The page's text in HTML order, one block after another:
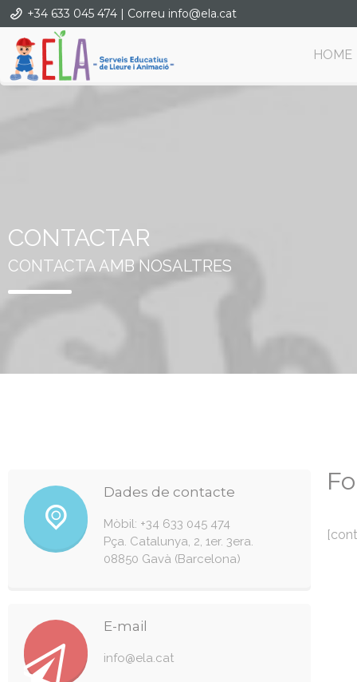
+34 633 045 474 | Correu info@ela.cat
HOME
CONTACTAR
CONTACTA AMB NOSALTRES
Dades de contacte
Mòbil: +34 633 045 474
Pça. Catalunya, 2, 1er. 3era.
08850 Gavà (Barcelona)
E-mail
info@ela.cat